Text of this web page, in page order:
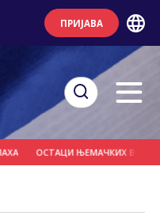
ПРИЈАВА
ОСТАЦИ ЊЕМАЧКИХ ВОЈНИКА